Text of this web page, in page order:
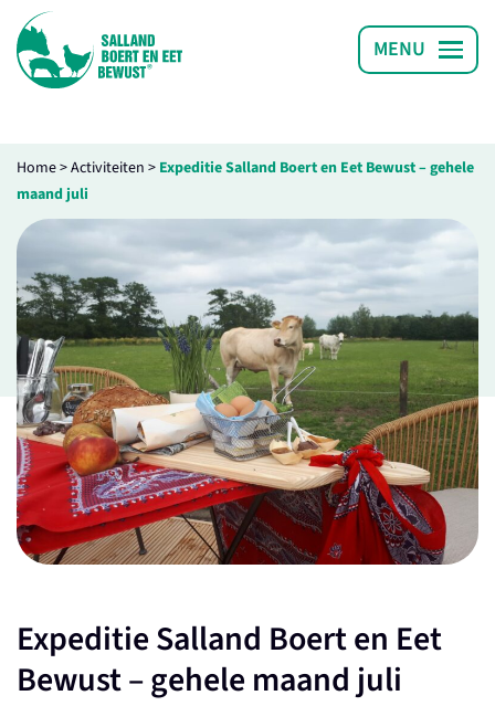
Home>Activiteiten > Expeditie Salland Boert en Eet Bewust – gehele
maand juli
Expeditie Salland Boert en Eet
Bewust – gehele maand juli